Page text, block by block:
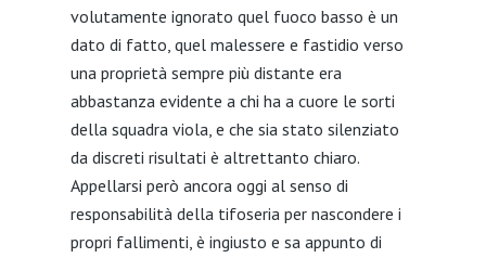
volutamente ignorato quel fuoco basso è un
dato di fatto, quel malessere e fastidio verso
una proprietà sempre più distante era
abbastanza evidente a chi ha a cuore le sorti
della squadra viola, e che sia stato silenziato
da discreti risultati è altrettanto chiaro.
Appellarsi però ancora oggi al senso di
responsabilità della tifoseria per nascondere i
propri fallimenti, è ingiusto e sa appunto di